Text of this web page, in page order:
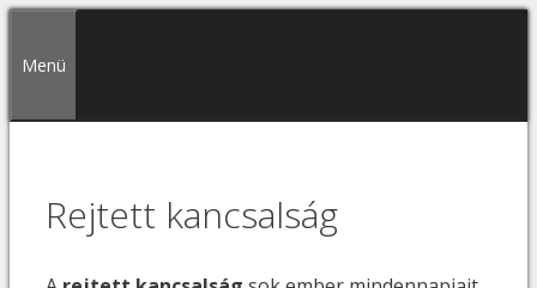
tartalomba
Menü
Rejtett kancsalság